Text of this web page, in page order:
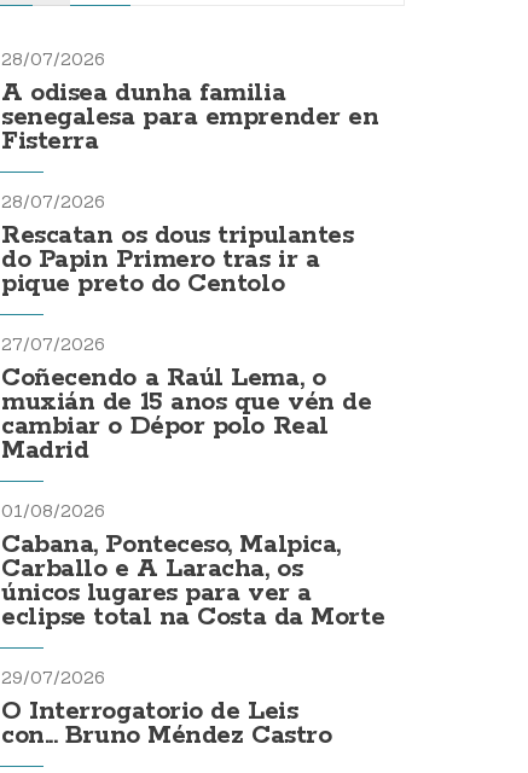
28/07/2026
A odisea dunha familia
senegalesa para emprender en
Fisterra
28/07/2026
Rescatan os dous tripulantes
do Papin Primero tras ir a
pique preto do Centolo
27/07/2026
Coñecendo a Raúl Lema, o
muxián de 15 anos que vén de
cambiar o Dépor polo Real
Madrid
01/08/2026
Cabana, Ponteceso, Malpica,
Carballo e A Laracha, os
únicos lugares para ver a
eclipse total na Costa da Morte
29/07/2026
O Interrogatorio de Leis
con... Bruno Méndez Castro